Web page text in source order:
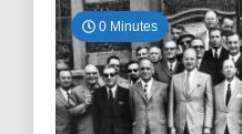
0 Minutes